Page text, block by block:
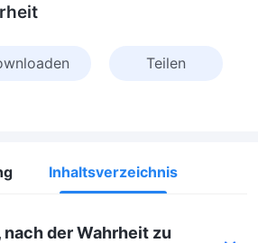
Teilen
Inhaltsverzeichnis
der Wahrheit zu